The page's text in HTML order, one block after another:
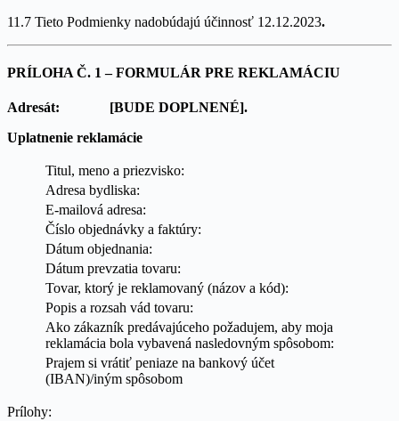
11.7 Tieto Podmienky nadobúdajú účinnosť 12.12.2023.
PRÍLOHA Č. 1 – FORMULÁR PRE REKLAMÁCIU
Adresát: [BUDE DOPLNENÉ].
Uplatnenie reklamácie
Titul, meno a priezvisko:
Adresa bydliska:
E-mailová adresa:
Číslo objednávky a faktúry:
Dátum objednania:
Dátum prevzatia tovaru:
Tovar, ktorý je reklamovaný (názov a kód):
Popis a rozsah vád tovaru:
Ako zákazník predávajúceho požadujem, aby moja
reklamácia bola vybavená nasledovným spôsobom:
Prajem si vrátiť peniaze na bankový účet
(IBAN)/iným spôsobom
Prílohy: